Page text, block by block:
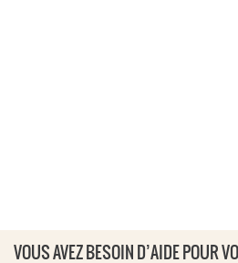
VOUS AVEZ BESOIN D’AIDE POUR